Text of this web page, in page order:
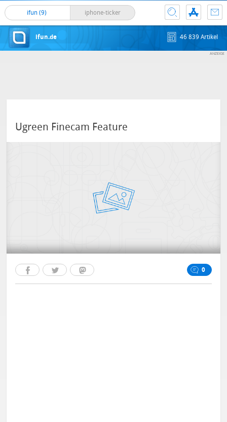
ifun (9) iphone-ticker
ifun.de 46 839 Artikel
Ugreen Finecam Feature
0